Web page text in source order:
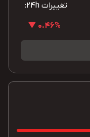
تغییرات 24h:
0.46% ▼